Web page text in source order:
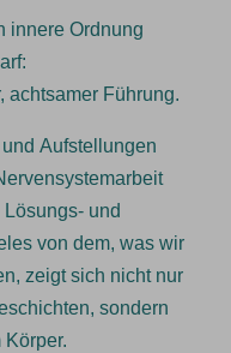
innere Ordnung
achtsamer Führung.
Aufstellungen
und
von dem, was wir
zeigt sich nicht nur
sondern